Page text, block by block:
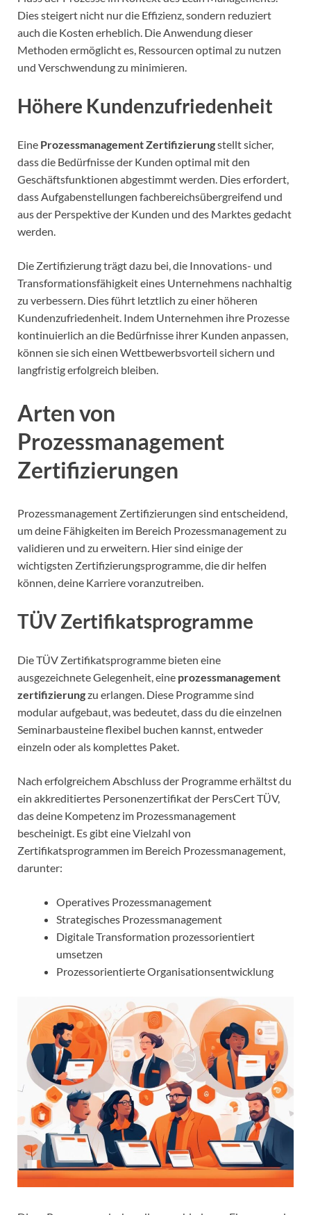
Dies steigert nicht nur die Effizienz, sondern reduziert
auch die Kosten erheblich. Die Anwendung dieser
Methoden ermöglicht es, Ressourcen optimal zu nutzen
und Verschwendung zu minimieren.
Höhere Kundenzufriedenheit
Eine Prozessmanagement Zertifizierungstellt sicher,
dass die Bedürfnisse der Kunden optimal mit den
Geschäftsfunktionen abgestimmt werden. Dies erfordert,
dass Aufgabenstellungen fachbereichsübergreifend und
aus der Perspektive der Kunden und des Marktes gedacht
werden.
Die Zertifizierung trägt dazu bei, die Innovations- und
Transformationsfähigkeit eines Unternehmens nachhaltig
zu verbessern. Dies führt letztlich zu einer höheren
Kundenzufriedenheit. Indem Unternehmen ihre Prozesse
kontinuierlich an die Bedürfnisse ihrer Kunden anpassen,
können sie sich einen Wettbewerbsvorteil sichern und
langfristig erfolgreich bleiben.
Arten von
Prozessmanagement
Zertifizierungen
Prozessmanagement Zertifizierungen sind entscheidend,
um deine Fähigkeiten im Bereich Prozessmanagement zu
validieren und zu erweitern. Hier sind einige der
wichtigsten Zertifizierungsprogramme, die dir helfen
können, deine Karriere voranzutreiben.
TÜV Zertifikatsprogramme
Die TÜV Zertifikatsprogramme bieten eine
ausgezeichnete Gelegenheit, eine prozessmanagement
zertifizierungzu erlangen. Diese Programme sind
modular aufgebaut, was bedeutet, dass du die einzelnen
Seminarbausteine flexibel buchen kannst, entweder
einzeln oder als komplettes Paket.
Nach erfolgreichem Abschluss der Programme erhältst du
ein akkreditiertes Personenzertifikat der PersCert TÜV,
das deine Kompetenz im Prozessmanagement
bescheinigt. Es gibt eine Vielzahl von
Zertifikatsprogrammen im Bereich Prozessmanagement,
darunter:
Operatives Prozessmanagement
Strategisches Prozessmanagement
Digitale Transformation prozessorientiert
umsetzen
Prozessorientierte Organisationsentwicklung